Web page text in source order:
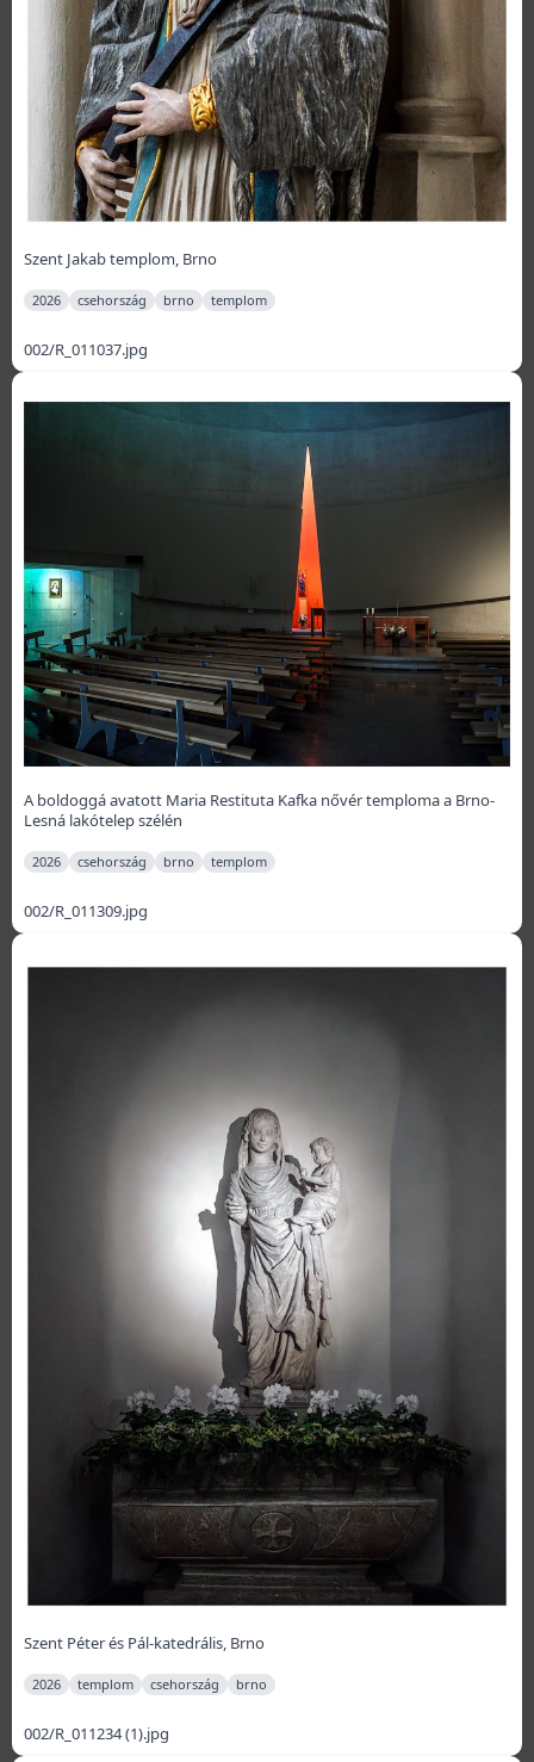
Szent Jakab templom, Brno
2026 csehország brno templom
002/R_011037.jpg
A boldoggá avatott Maria Restituta Kafka nővér temploma a Brno-
Lesná lakótelep szélén
2026 csehország brno templom
002/R_011309.jpg
Szent Péter és Pál-katedrális, Brno
2026 templom csehország brno
002/R_011234 (1).jpg